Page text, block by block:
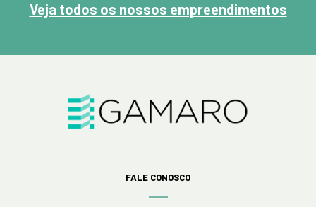
Veja todos os nossos empreendimentos
FALE CONOSCO